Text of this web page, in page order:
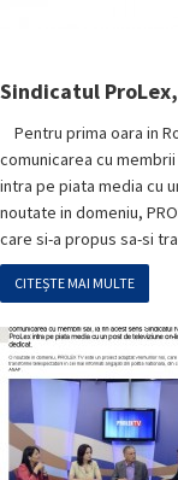
Sindicatul
Pentru prima oara in
comunicarea cu
intra pe piata media cu
noutate in domeniu,
care si-a propus sa-si
CITEȘTE MAI MULTE